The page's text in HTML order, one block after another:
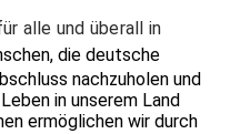
alle und überall in
die deutsche
nachzuholen und
in unserem Land
ermöglichen wir durch